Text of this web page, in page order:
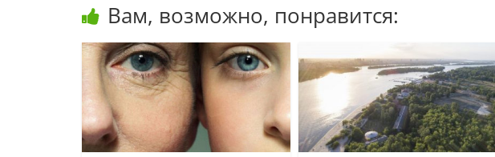
Вам, возможно, понравится: